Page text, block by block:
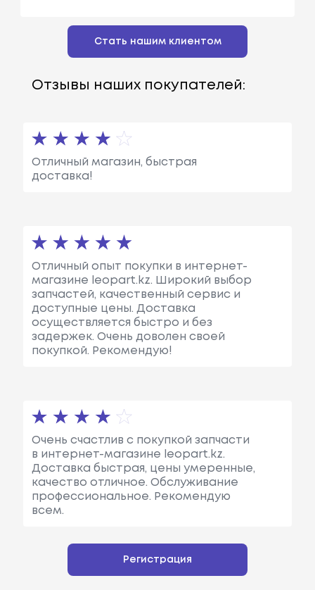
Стать нашим клиентом
Отзывы наших покупателей:
Отличный магазин, быстрая
доставка!
Отличный опыт покупки в интернет-
магазине leopart.kz. Широкий выбор
запчастей, качественный сервис и
доступные цены. Доставка
осуществляется быстро и без
задержек. Очень доволен своей
покупкой. Рекомендую!
Очень счастлив с покупкой запчасти
в интернет-магазине leopart.kz.
Доставка быстрая, цены умеренные,
качество отличное. Обслуживание
профессиональное. Рекомендую
всем.
Регистрация